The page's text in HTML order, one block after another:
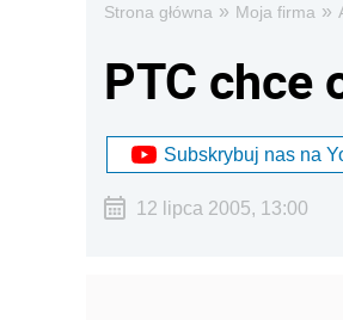
Strona główna » Moja firma »
PTC chce
Subskrybuj nas na
12 lipca 2005, 13:00